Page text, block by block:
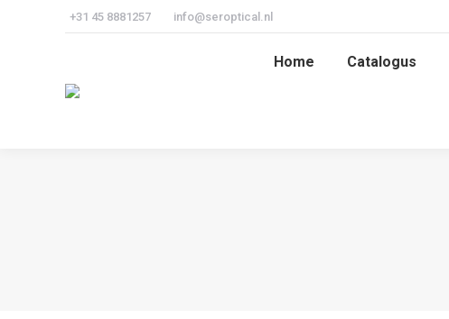
+31 45 8881257 info@seroptical.nl
Home Catalogus